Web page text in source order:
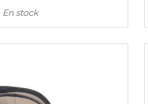
En stock